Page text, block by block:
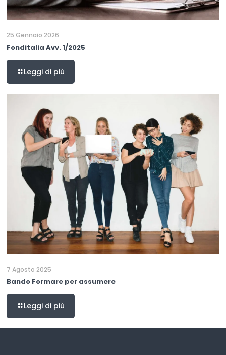
25 Gennaio 2026
Fonditalia Avv. 1/2025
Leggi di più
7 Agosto 2025
Bando Formare per assumere
Leggi di più